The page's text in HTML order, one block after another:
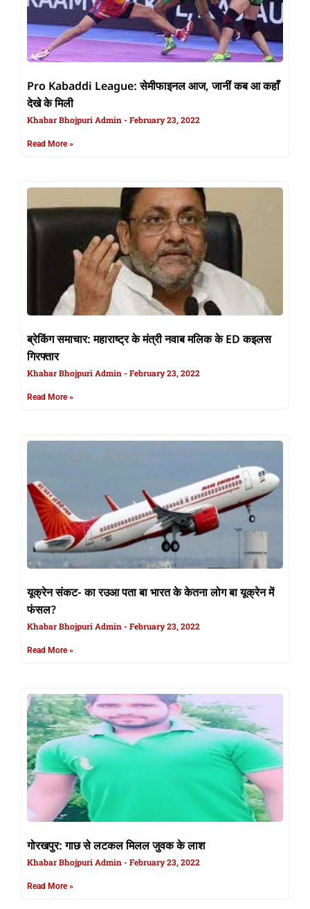
Pro Kabaddi League: सेमीफाइनल आज, जानीं कब आ कहाँ
देखे के मिली
Khabar Bhojpuri Admin February 23, 2022
Read More »
ब्रेकिंग समाचार: महाराष्ट्र के मंत्री नवाब मलिक के ED कइलस
गिरफ्तार
Khabar Bhojpuri Admin February 23, 2022
Read More »
यूक्रेन संकट- का रउआ पता बा भारत के केतना लोग बा यूक्रेन में
फंसल?
Khabar Bhojpuri Admin February 23, 2022
Read More »
गोरखपुर: गाछ से लटकल मिलल जुवक के लाश
Khabar Bhojpuri Admin February 23, 2022
Read More »